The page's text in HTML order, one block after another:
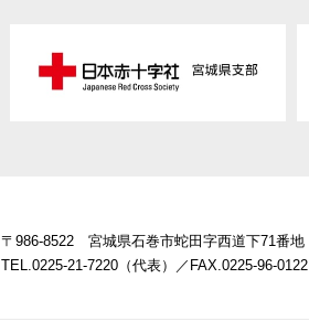
〒986-8522 宮城県石巻市蛇田字西道下71番地
TEL.0225-21-7220（代表）
／FAX.0225-96-0122